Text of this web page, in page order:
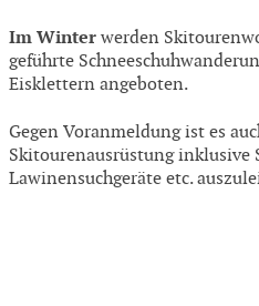
Im Winter werden
geführte
Eisklettern angeboten.
Gegen Voranmeldung ist es
Skitourenausrüstung inklusive
Lawinensuchgeräte etc.